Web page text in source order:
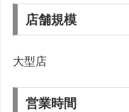
店舗規模
大型店
営業時間